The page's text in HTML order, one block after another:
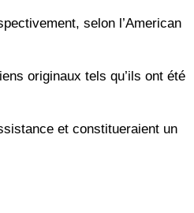
selon l’American
originaux tels qu’ils ont été
et constitueraient un